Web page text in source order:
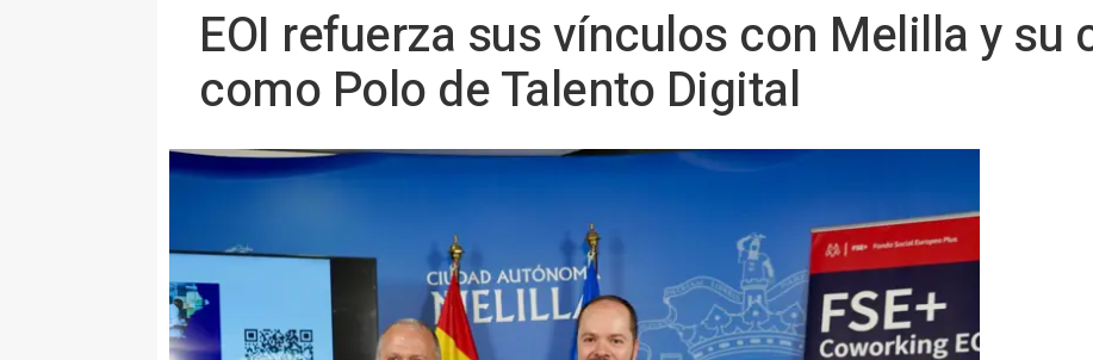
EOI refuerza sus vínculos con Melilla y
como Polo de Talento Digital